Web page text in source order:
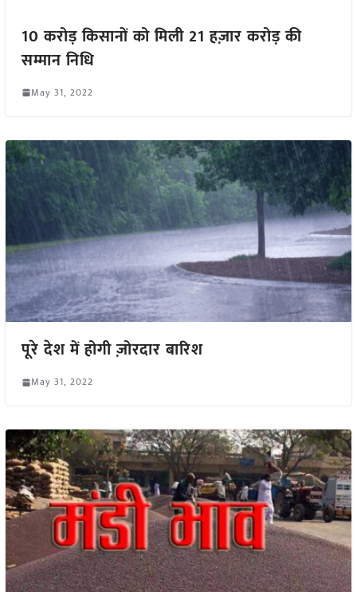
10 करोड़ किसानों को मिली 21 हज़ार करोड़ की
सम्मान निधि
May 31, 2022
पूरे देश में होगी ज़ोरदार बारिश
May 31, 2022